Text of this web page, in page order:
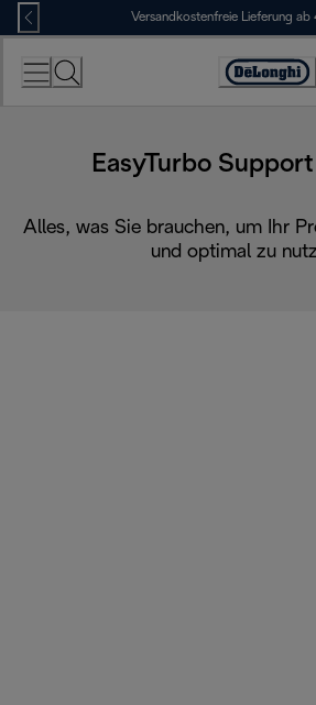
Skip
to
Content
Versandkostenfreie Lieferung
Erklärung
EasyTurbo
Alles, was Sie brauchen, um Ihr
und optimal zu